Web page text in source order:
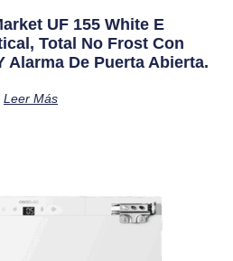
UF 155 White E
Total No Frost Con
Alarma De Puerta Abierta.
Leer Más